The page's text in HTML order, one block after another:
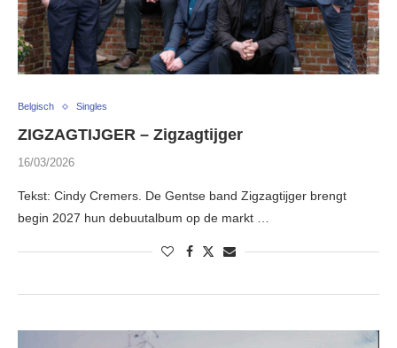
Belgisch Singles
ZIGZAGTIJGER – Zigzagtijger
16/03/2026
Tekst: Cindy Cremers. De Gentse band Zigzagtijger brengt
begin 2027 hun debuutalbum op de markt …